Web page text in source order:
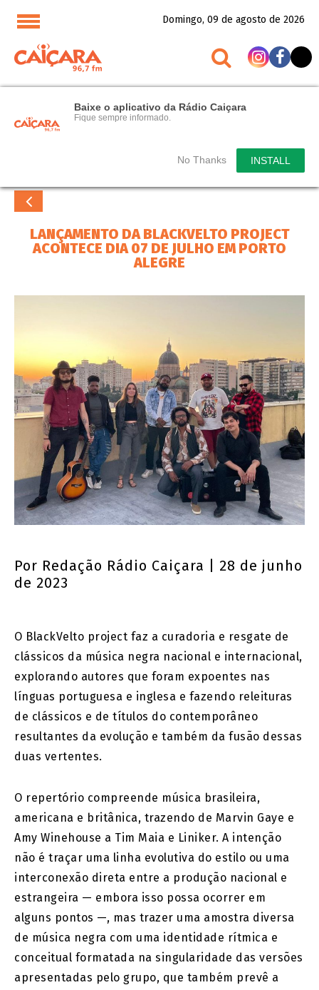
Baixe o aplicativo da Rádio Caiçara
Fique sempre informado.
No Thanks INSTALL
Domingo, 09 de agosto de 2026
LANÇAMENTO DA BLACKVELTO PROJECT
ACONTECE DIA 07 DE JULHO EM PORTO
ALEGRE
Por Redação Rádio Caiçara | 28 de junho
de 2023
O BlackVelto project faz a curadoria e resgate de
clássicos da música negra nacional e internacional,
explorando autores que foram expoentes nas
línguas portuguesa e inglesa e fazendo releituras
de clássicos e de títulos do contemporâneo
resultantes da evolução e também da fusão dessas
duas vertentes.
O repertório compreende música brasileira,
americana e britânica, trazendo de Marvin Gaye e
Amy Winehouse a Tim Maia e Liniker. A intenção
não é traçar uma linha evolutiva do estilo ou uma
interconexão direta entre a produção nacional e
estrangeira — embora isso possa ocorrer em
alguns pontos —, mas trazer uma amostra diversa
de música negra com uma identidade rítmica e
conceitual formatada na singularidade das versões
apresentadas pelo grupo, que também prevê a